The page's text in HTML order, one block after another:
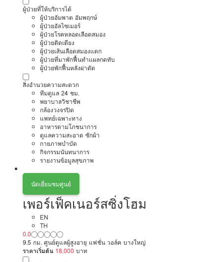
ผู้ป่วยที่ให้บริการได้
ผู้ป่วยอัมพาต อัมพฤกษ์
ผู้ป่วยอัลไซเมอร์
ผู้ป่วยโรคหลอดเลือดสมอง
ผู้ป่วยติดเตียง
ผู้ป่วยเส้นเลือดสมองแตก
ผู้ป่วยที่มาพักฟื้นทำแผลกดทับ
ผู้ป่วยพักฟื้นหลังผ่าตัด
สิ่งอำนวยความสะดวก
ทีมดูแล 24 ชม.
พยาบาลวิชาชีพ
กล้องวงจรปิด
แพทย์เฉพาะทาง
อาหารตามโภชนาการ
ดูแลความสะอาด ซักผ้า
กายภาพบำบัด
กิจกรรมนันทนาการ
รายงานข้อมูลสุขภาพ
นัดเยี่ยมชมศูนย์
เพอร์เฟ็คเนอร์สซิ่งโฮม
EN
TH
0.0
9.5 กม. ศูนย์ดูแลผู้สูงอายุ แฟชั่น วอล์ค บางใหญ่
ราคาเริ่มต้น 18,000 บาท